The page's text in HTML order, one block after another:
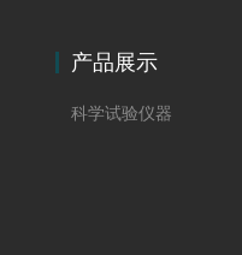
产品展示
科学试验仪器